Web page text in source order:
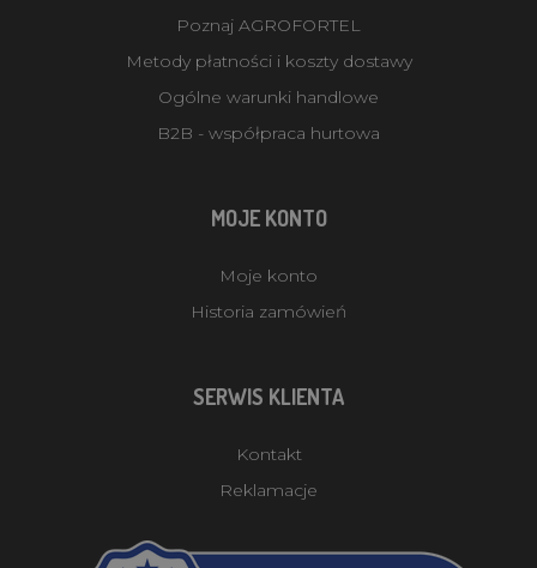
Poznaj AGROFORTEL
Metody płatności i koszty dostawy
Ogólne warunki handlowe
B2B - współpraca hurtowa
MOJE KONTO
Moje konto
Historia zamówień
SERWIS KLIENTA
Kontakt
Reklamacje